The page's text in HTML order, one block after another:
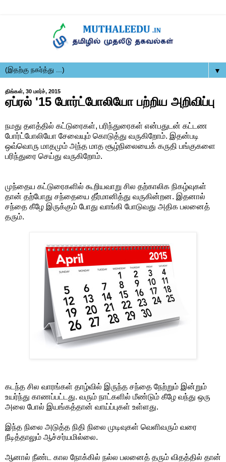
▼
திங்கள், 30 மார்ச், 2015
ஏப்ரல் '15 போர்ட்போலியோ பற்றிய அறிவிப்பு
நமது தளத்தில் கட்டுரைகள், பரிந்துரைகள் என்பதுடன் கட்டண
போர்ட்போலியோ சேவையும் கொடுத்து வருகிறோம். இதன்படி
ஒவ்வொரு மாதமும் அந்த மாத சூழ்நிலையைக் கருதி பங்குகளை
பரிந்துரை செய்து வருகிறோம்.
முந்தைய கட்டுரைகளில் கூறியவாறு சில தற்காலிக நிகழ்வுகள்
தான் தற்போது சந்தையை தீர்மானித்து வருகின்றன. இதனால்
சந்தை கீழே இருக்கும் போது வாங்கி போடுவது அதிக பலனைத்
தரும்.
கடந்த சில வாரங்கள் தாழ்வில் இருந்த சந்தை நேற்றும் இன்றும்
உயர்ந்து காணப்பட்டது. வரும் நாட்களில் மீண்டும் கீழே வந்து ஒரு
அலை போல் இயங்கத்தான் வாய்ப்புகள் உள்ளது.
இந்த நிலை அடுத்த நிதி நிலை முடிவுகள் வெளிவரும் வரை
நீடித்தாலும் ஆச்சர்யமில்லை.
ஆனால் நீண்ட கால நோக்கில் நல்ல பலனைத் தரும் விதத்தில் தான்